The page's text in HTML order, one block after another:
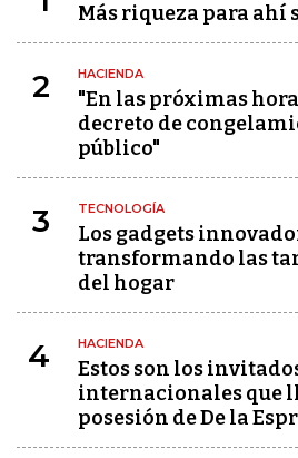
Más riqueza para ahí
2 HACIENDA
"En las próximas
decreto de
público"
3 TECNOLOGÍA
Los gadgets
transformando las
del hogar
4 HACIENDA
Estos son los
internacionales que
posesión de De la